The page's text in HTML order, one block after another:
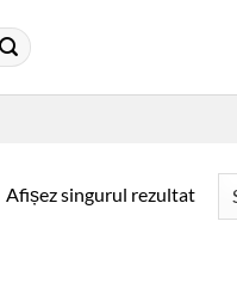
Afișez singurul rezultat